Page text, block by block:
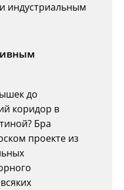
индустриальным
до
коридор в
Бра
проекте из